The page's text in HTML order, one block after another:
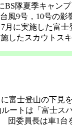
BS隊夏季キャン
風9号，10号の
月に実施した富
したスカウトス
に富士登山の下見
ルートは「富士ス
団委員長は車1台